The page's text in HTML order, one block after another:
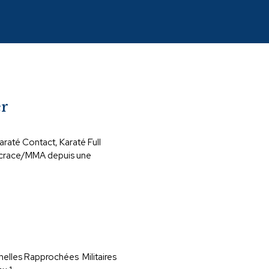
Contact, Karaté Full
MMA depuis une
Rapprochées Militaires